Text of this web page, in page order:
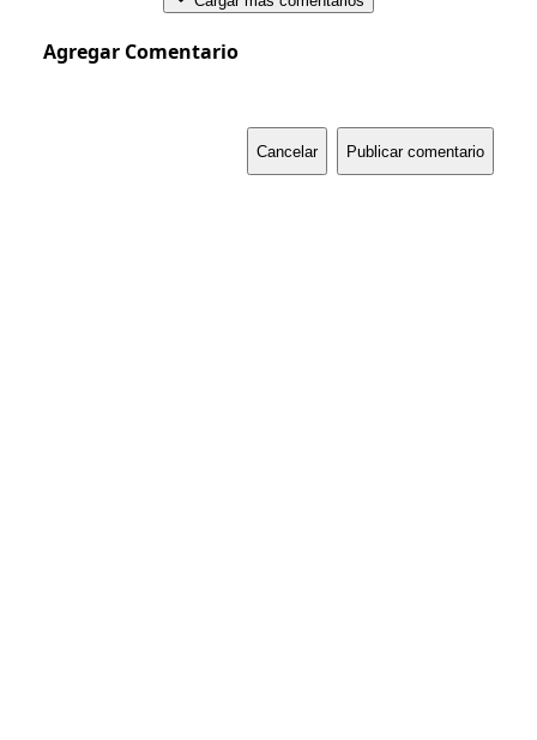
Agregar Comentario
Cancelar Publicar comentario